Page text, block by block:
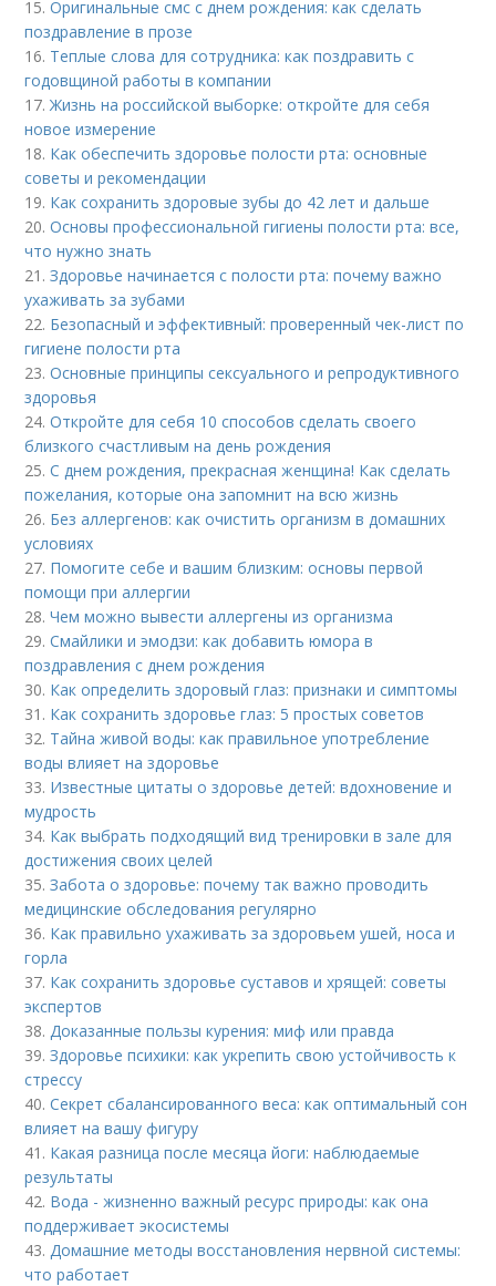
15.Оригинальные смс с днем рождения: как сделать
поздравление в прозе
16. Теплые слова для сотрудника: как поздравить с
годовщиной работы в компании
17.Жизнь на российской выборке: откройте для себя
новое измерение
18. Как обеспечить здоровье полости рта: основные
советы и рекомендации
19. Как сохранить здоровые зубы до 42 лет и дальше
20.Основы профессиональной гигиены полости рта: все,
что нужно знать
21.Здоровье начинается с полости рта: почему важно
ухаживать за зубами
22. Безопасный и эффективный: проверенный чек-лист по
гигиене полости рта
23.Основные принципы сексуального и репродуктивного
здоровья
24.Откройте для себя 10 способов сделать своего
близкого счастливым на день рождения
25.С днем рождения, прекрасная женщина! Как сделать
пожелания, которые она запомнит на всю жизнь
26. Без аллергенов: как очистить организм в домашних
условиях
27. Помогите себе и вашим близким: основы первой
помощи при аллергии
28.Чем можно вывести аллергены из организма
29.Смайлики и эмодзи: как добавить юмора в
поздравления с днем рождения
30. Как определить здоровый глаз: признаки и симптомы
31. Как сохранить здоровье глаз: 5 простых советов
32. Тайна живой воды: как правильное употребление
воды влияет на здоровье
33. Известные цитаты о здоровье детей: вдохновение и
мудрость
34. Как выбрать подходящий вид тренировки в зале для
достижения своих целей
35.Забота о здоровье: почему так важно проводить
медицинские обследования регулярно
36. Как правильно ухаживать за здоровьем ушей, носа и
горла
37. Как сохранить здоровье суставов и хрящей: советы
экспертов
38. Доказанные пользы курения: миф или правда
39.Здоровье психики: как укрепить свою устойчивость к
стрессу
40.Секрет сбалансированного веса: как оптимальный сон
влияет на вашу фигуру
41. Какая разница после месяца йоги: наблюдаемые
результаты
42. Вода - жизненно важный ресурс природы: как она
поддерживает экосистемы
43. Домашние методы восстановления нервной системы:
что работает